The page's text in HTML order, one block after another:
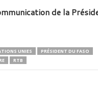
de la
UNIES
PRÉSIDENT DU FASO
RTB